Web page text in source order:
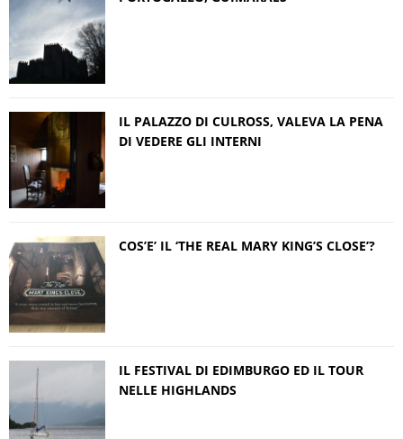
IL PALAZZO DI CULROSS, VALEVA LA PENA
DI VEDERE GLI INTERNI
COS’E’ IL ‘THE REAL MARY KING’S CLOSE’?
IL FESTIVAL DI EDIMBURGO ED IL TOUR
NELLE HIGHLANDS